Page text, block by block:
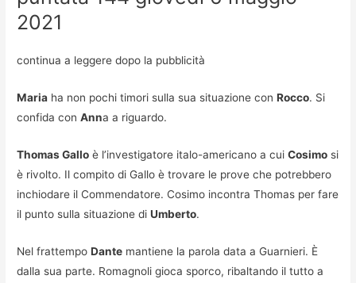
2021
continua a leggere dopo la pubblicità
Maria ha non pochi timori sulla sua situazione conRocco. Si
confida conAnna a riguardo.
Thomas Gallo è l’investigatore italo-americano a cuiCosimo si
è rivolto. Il compito di Gallo è trovare le prove che potrebbero
inchiodare il Commendatore. Cosimo incontra Thomas per fare
il punto sulla situazione diUmberto.
Nel frattempoDante mantiene la parola data a Guarnieri. È
dalla sua parte. Romagnoli gioca sporco, ribaltando il tutto a